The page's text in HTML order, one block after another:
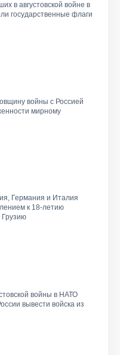
в августовской войне в
государственные флаги
войны с Россией
мирному
Германия и Италия
к 18-летию
войны в НАТО
вывести войска из